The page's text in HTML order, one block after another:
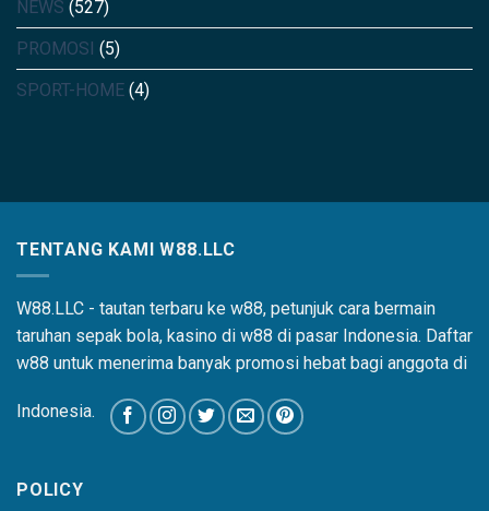
NEWS (527)
PROMOSI (5)
SPORT-HOME (4)
TENTANG KAMI W88.LLC
W88.LLC - tautan terbaru ke w88, petunjuk cara bermain
taruhan sepak bola, kasino di w88 di pasar Indonesia. Daftar
w88 untuk menerima banyak promosi hebat bagi anggota di
Indonesia.
POLICY